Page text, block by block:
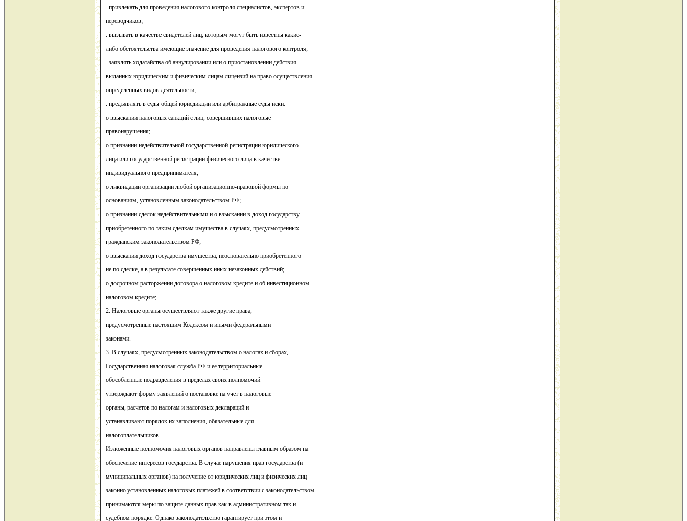
. привлекать для проведения налогового контроля специалистов, экспертов и
переводчиков;
. вызывать в качестве свидетелей лиц, которым могут быть известны какие-
либо обстоятельства имеющие значение для проведения налогового контроля;
. заявлять ходатайства об аннулировании или о приостановлении действия
выданных юридическим и физическим лицам лицензий на право осуществления
определенных видов деятельности;
. предъявлять в суды общей юрисдикции или арбитражные суды иски:
о взыскании налоговых санкций с лиц, совершивших налоговые
правонарушения;
о признании недействительной государственной регистрации юридического
лица или государственной регистрации физического лица в качестве
индивидуального предпринимателя;
о ликвидации организации любой организационно-правовой формы по
основаниям, установленным законодательством РФ;
о признании сделок недействительными и о взыскании в доход государству
приобретенного по таким сделкам имущества в случаях, предусмотренных
гражданским законодательством РФ;
о взыскании доход государства имущества, неосновательно приобретенного
не по сделке, а в результате совершенных иных незаконных действий;
о досрочном расторжении договора о налоговом кредите и об инвестиционном
налоговом кредите;
2. Налоговые органы осуществляют также другие права,
предусмотренные настоящим Кодексом и иными федеральными
законами.
3. В случаях, предусмотренных законодательством о налогах и сборах,
Государственная налоговая служба РФ и ее территориальные
обособленные подразделения в пределах своих полномочий
утверждают форму заявлений о постановке на учет в налоговые
органы, расчетов по налогам и налоговых деклараций и
устанавливают порядок их заполнения, обязательные для
налогоплательщиков.
Изложенные полномочия налоговых органов направлены главным образом на
обеспечение интересов государства. В случае нарушения прав государства (и
муниципальных органов) на получение от юридических лиц и физических лиц
законно установленных налоговых платежей в соответствии с законодательством
принимаются меры по защите данных прав как в административном так и
судебном порядке. Однако законодательство гарантирует при этом и